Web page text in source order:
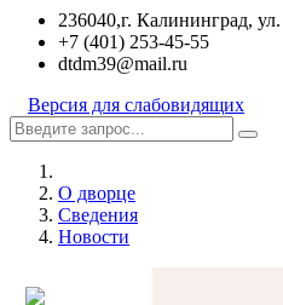
236040,г. Калининград,
+7 (401) 253-45-55
dtdm39@mail.ru
Версия для слабовидящих
О дворце
Сведения
Новости